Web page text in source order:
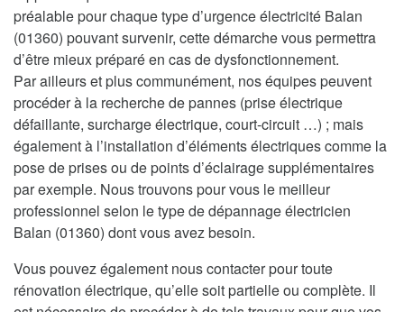
préalable pour chaque type d’urgence électricité Balan
(01360) pouvant survenir, cette démarche vous permettra
d’être mieux préparé en cas de dysfonctionnement.
Par ailleurs et plus communément, nos équipes peuvent
procéder à la recherche de pannes (prise électrique
défaillante, surcharge électrique, court-circuit …) ; mais
également à l’installation d’éléments électriques comme la
pose de prises ou de points d’éclairage supplémentaires
par exemple. Nous trouvons pour vous le meilleur
professionnel selon le type de dépannage électricien
Balan (01360) dont vous avez besoin.
Vous pouvez également nous contacter pour toute
rénovation électrique, qu’elle soit partielle ou complète. Il